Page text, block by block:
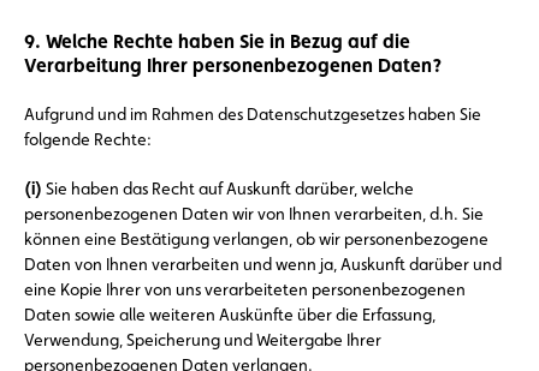
9. Welche Rechte haben Sie in Bezug auf die
Verarbeitung Ihrer personenbezogenen Daten?
Aufgrund und im Rahmen des Datenschutzgesetzes haben Sie
folgende Rechte:
(i) Sie haben das Recht auf Auskunft darüber, welche
personenbezogenen Daten wir von Ihnen verarbeiten, d.h. Sie
können eine Bestätigung verlangen, ob wir personenbezogene
Daten von Ihnen verarbeiten und wenn ja, Auskunft darüber und
eine Kopie Ihrer von uns verarbeiteten personenbezogenen
Daten sowie alle weiteren Auskünfte über die Erfassung,
Verwendung, Speicherung und Weitergabe Ihrer
personenbezogenen Daten verlangen.